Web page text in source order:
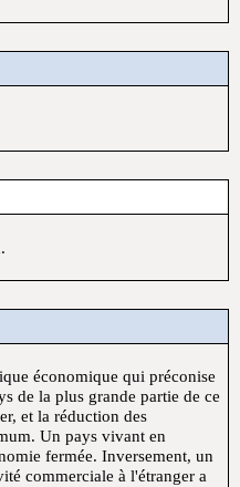
de la plus grande partie de ce
et la réduction des
Un pays vivant en
fermée. Inversement, un
commerciale à l'étranger a